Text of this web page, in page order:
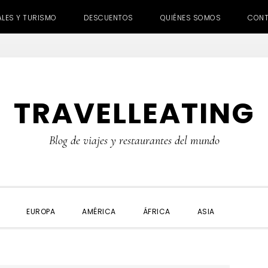
Y TURISMO DESCUENTOS QUIÉNES SOMOS
TRAVELLEATING
Blog de viajes y restaurantes del mundo
EUROPA AMÉRICA ÁFRICA ASIA